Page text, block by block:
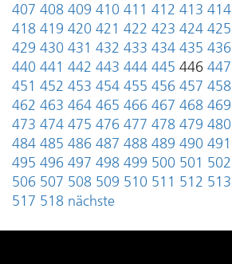
407 408 409 410 411 412 413 414
418 419 420 421 422 423 424 425
429 430 431 432 433 434 435 436
440 441 442 443 444 445 446 447
451 452 453 454 455 456 457 458
462 463 464 465 466 467 468 469
473 474 475 476 477 478 479 480
484 485 486 487 488 489 490 491
495 496 497 498 499 500 501 502
506 507 508 509 510 511 512 513
517 518 nächste